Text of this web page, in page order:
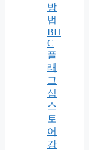
방
법
BH
C
플
래
그
십
스
토
어
강